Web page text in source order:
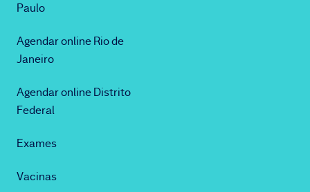
Paulo
Agendar online Rio de
Janeiro
Agendar online Distrito
Federal
Exames
Vacinas